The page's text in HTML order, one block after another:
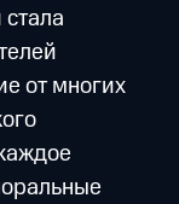
от многих